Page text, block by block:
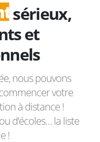
sérieux,
et
nous pouvons
votre
à distance !
d’écoles… la liste
!